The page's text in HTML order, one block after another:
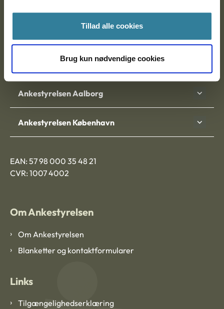
Tillad alle cookies
Brug kun nødvendige cookies
Nytorv 7, 2. sal
9000 Aalborg
Ankestyrelsen Aalborg
Ankestyrelsen København
EAN: 57 98 000 35 48 21
CVR: 1007 4002
Om Ankestyrelsen
Om Ankestyrelsen
Blanketter og kontaktformularer
Links
Tilgængelighedserklæring